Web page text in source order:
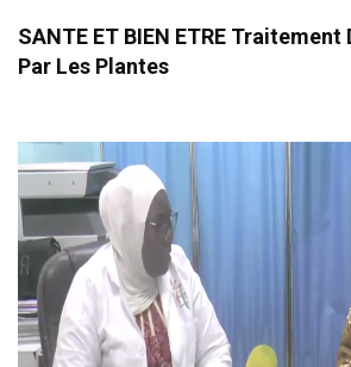
SANTE ET BIEN ETRE Traitement
Par Les Plantes